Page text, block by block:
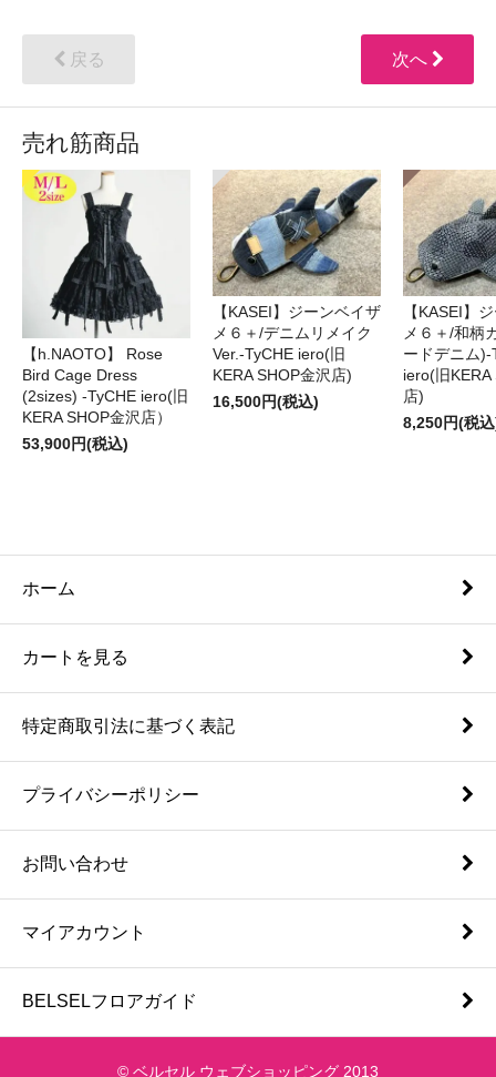
戻る 次へ
売れ筋商品
【h.NAOTO】 Rose
Bird Cage Dress
(2sizes) -TyCHE iero(旧
KERA SHOP金沢店）
53,900円(税込)
【KASEI】ジーンベイザ
メ６＋/デニムリメイク
Ver.-TyCHE iero(旧
KERA SHOP金沢店)
16,500円(税込)
【KASEI】
メ６＋/和柄
ードデニム)-
iero(旧KERA
店)
8,250円(税
ホーム
カートを見る
特定商取引法に基づく表記
プライバシーポリシー
お問い合わせ
マイアカウント
BELSELフロアガイド
© ベルセル ウェブショッピング 2013